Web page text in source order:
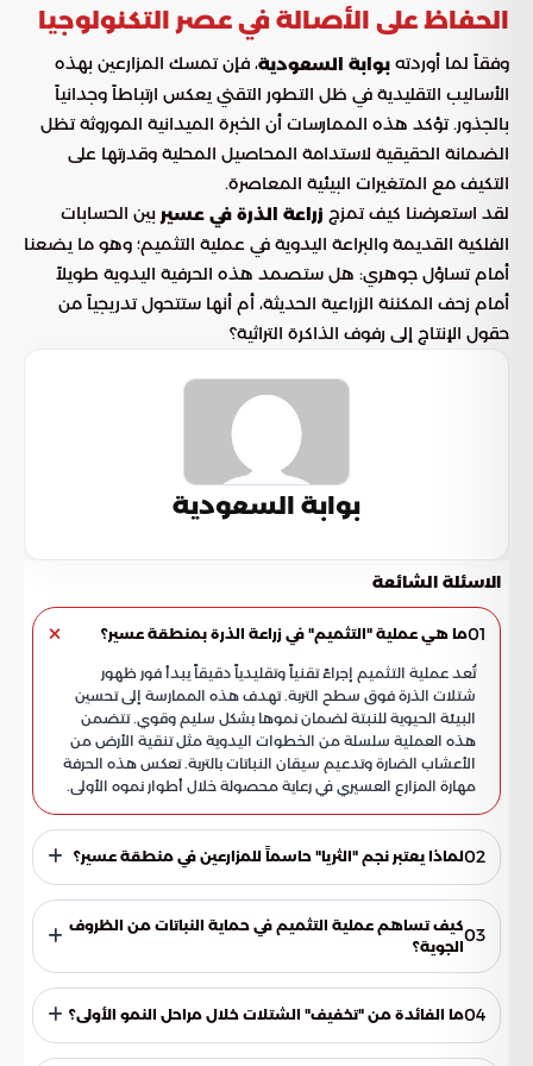
الحفاظ على الأصالة في عصر التكنولوجيا
وفقاً لما أوردته بوابة السعودية، فإن تمسك المزارعين بهذه
الأساليب التقليدية في ظل التطور التقني يعكس ارتباطاً وجدانياً
بالجذور. تؤكد هذه الممارسات أن الخبرة الميدانية الموروثة تظل
الضمانة الحقيقية لاستدامة المحاصيل المحلية وقدرتها على
التكيف مع المتغيرات البيئية المعاصرة.
لقد استعرضنا كيف تمزج زراعة الذرة في عسير بين الحسابات
الفلكية القديمة والبراعة اليدوية في عملية التثميم؛ وهو ما يضعنا
أمام تساؤل جوهري: هل ستصمد هذه الحرفية اليدوية طويلاً
أمام زحف المكننة الزراعية الحديثة، أم أنها ستتحول تدريجياً من
حقول الإنتاج إلى رفوف الذاكرة التراثية؟
بوابة السعودية
الاسئلة الشائعة
01ما هي عملية "التثميم" في زراعة الذرة بمنطقة عسير؟
تُعد عملية التثميم إجراءً تقنياً وتقليدياً دقيقاً يبدأ فور ظهور
شتلات الذرة فوق سطح التربة. تهدف هذه الممارسة إلى تحسين
البيئة الحيوية للنبتة لضمان نموها بشكل سليم وقوي. تتضمن
هذه العملية سلسلة من الخطوات اليدوية مثل تنقية الأرض من
الأعشاب الضارة وتدعيم سيقان النباتات بالتربة. تعكس هذه الحرفة
مهارة المزارع العسيري في رعاية محصولة خلال أطوار نموه الأولى.
02لماذا يعتبر نجم "الثريا" حاسماً للمزارعين في منطقة عسير؟
وهو المؤشر الزمني الأهم لانطلاق موسم زراعة الذرة. يترقب
المزارعون هذا النجم لتحديد الموعد المثالي للزراعة. يضمن هذا
التوقيت اعتدال درجات الحرارة وتوفر الرطوبة المناسبة في التربة،
مما يساعد في حماية البذور من الجفاف ويزيد من نسب الإنبات
بنجاح كبير في الحقول.
03كيف تساهم عملية التثميم في حماية النباتات من الظروف
الجوية؟
سيقان النباتات بكميات إضافية من التربة. يساعد هذا الإجراء في
زيادة ثبات الشتلات وقدرتها على الصمود أمام العوامل الخارجية.
04ما الفائدة من "تخفيف" الشتلات خلال مراحل النمو الأولى؟